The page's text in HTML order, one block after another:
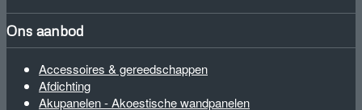
Ons aanbod
Accessoires & gereedschappen
Afdichting
Akupanelen - Akoestische wandpanelen